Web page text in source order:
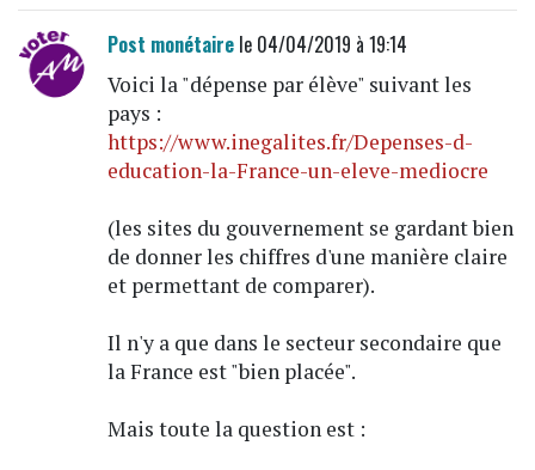
Post monétairele 04/04/2019 à 19:14
Voici la "dépense par élève" suivant les
pays :
https://www.inegalites.fr/Depenses-d-
education-la-France-un-eleve-mediocre
(les sites du gouvernement se gardant bien
de donner les chiffres d'une manière claire
et permettant de comparer).
Il n'y a que dans le secteur secondaire que
la France est "bien placée".
Mais toute la question est :